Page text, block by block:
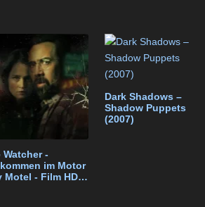
gr
a
m
e
n
Watcher -
im Motor
Motel - Film HD
Dark Shadows –
Shadow Puppets
(2007)